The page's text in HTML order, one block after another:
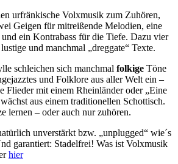
urfränkische Volxmusik zum Zuhören,
Geigen für mitreißende Melodien, eine
ein Kontrabass für die Tiefe. Dazu vier
und manchmal „dreggate“ Texte.
schleichen sich manchmal folkige Töne
und Folklore aus aller Welt ein –
Flieder mit einem Rheinländer oder „Eine
aus einem traditionellen Schottisch.
lernen – oder auch nur zuhören.
unverstärkt bzw. „unplugged“ wie´s
garantiert: Stadelfrei! Was ist Volxmusik
hier